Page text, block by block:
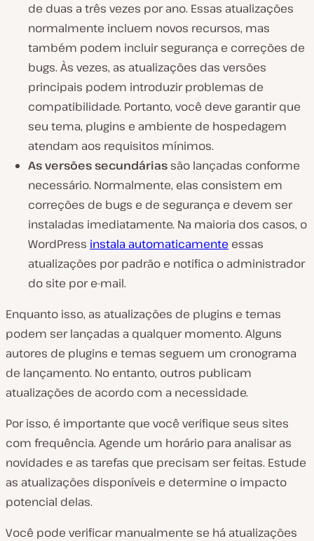
de duas a três vezes por ano. Essas atualizações
normalmente incluem novos recursos, mas
também podem incluir segurança e correções de
bugs. Às vezes, as atualizações das versões
principais podem introduzir problemas de
compatibilidade. Portanto, você deve garantir que
seu tema, plugins e ambiente de hospedagem
atendam aos requisitos mínimos.
As versões secundárias são lançadas conforme
necessário. Normalmente, elas consistem em
correções de bugs e de segurança e devem ser
instaladas imediatamente. Na maioria dos casos, o
WordPress instala automaticamente essas
atualizações por padrão e notifica o administrador
do site por e-mail.
Enquanto isso, as atualizações de plugins e temas
podem ser lançadas a qualquer momento. Alguns
autores de plugins e temas seguem um cronograma
de lançamento. No entanto, outros publicam
atualizações de acordo com a necessidade.
Por isso, é importante que você verifique seus sites
com frequência. Agende um horário para analisar as
novidades e as tarefas que precisam ser feitas. Estude
as atualizações disponíveis e determine o impacto
potencial delas.
Você pode verificar manualmente se há atualizações